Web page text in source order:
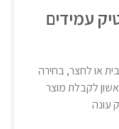
עמידים
או לחצר, בחירה
לקבלת מוצר
עונה